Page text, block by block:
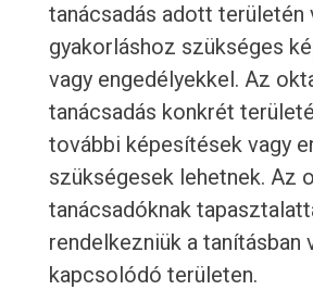
tanácsadás adott területén
gyakorláshoz szükséges
vagy engedélyekkel. Az
tanácsadás konkrét
további képesítések vagy
szükségesek lehetnek. Az
tanácsadóknak
rendelkezniük a tanításban
kapcsolódó területen.